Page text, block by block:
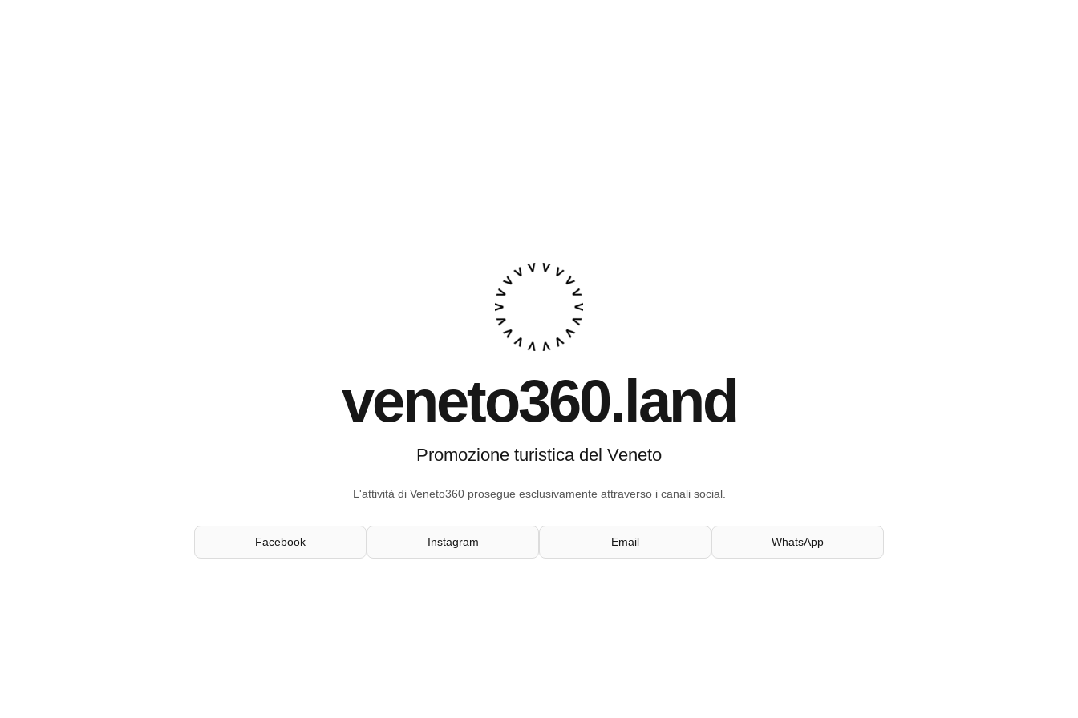
veneto360.land
Promozione turistica del Veneto
L'attività di Veneto360 prosegue esclusivamente attraverso i canali social.
Facebook Instagram Email WhatsApp